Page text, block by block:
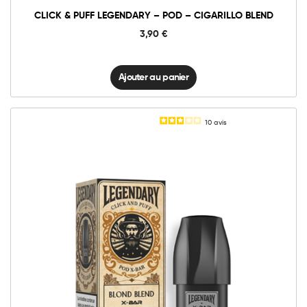
CLICK & PUFF LEGENDARY – POD – CIGARILLO BLEND
3,90 €
Ajouter au panier
10avis
6mg Classic 12mg Classic
Click
&